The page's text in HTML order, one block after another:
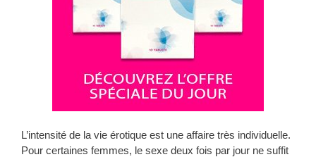
L’intensité de la vie érotique est une affaire très individuelle.
Pour certaines femmes, le sexe deux fois par jour ne suffit